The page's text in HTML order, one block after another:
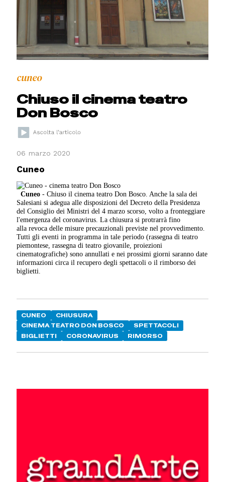
cuneo
Chiuso il cinema teatro
Don Bosco
06 marzo 2020
Cuneo
Cuneo - Chiuso il cinema teatro Don Bosco. Anche la sala dei
Salesiani si adegua alle disposizioni del Decreto della Presidenza
del Consiglio dei Ministri del 4 marzo scorso, volto a fronteggiare
l'emergenza del coronavirus. La chiusura si protrarrà fino
alla revoca delle misure precauzionali previste nel provvedimento.
Tutti gli eventi in programma in tale periodo (rassegna di teatro
piemontese, rassegna di teatro giovanile, proiezioni
cinematografiche) sono annullati e nei prossimi giorni saranno date
informazioni circa il recupero degli spettacoli o il rimborso dei
biglietti.
CUNEO
CHIUSURA
CINEMA TEATRO DON BOSCO
SPETTACOLI
BIGLIETTI
CORONAVIRUS RIMORSO